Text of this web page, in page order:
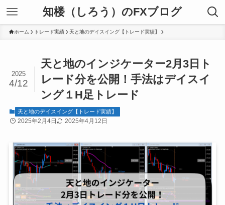
知楼（しろう）のFXブログ
ホーム トレード実績 天と地のデイスイング【トレード実績】
天と地のインジケーター2月3日ト
レード分を公開！手法はデイスイ
ング１H足トレード
2025
4/12
天と地のデイスイング【トレード実績】
2025年2月4日 2025年4月12日